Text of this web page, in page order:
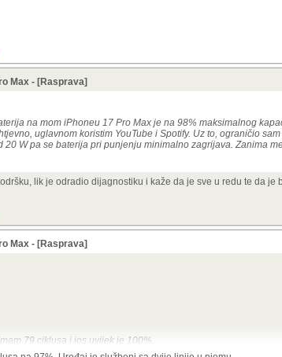
Max - [Rasprava]
na mom iPhoneu 17 Pro Max je na 98% maksimalnog
uglavnom koristim YouTube i Spotify. Uz to, ograničio
20 W pa se baterija pri punjenju minimalno zagrijava. Zanima
lik je odradio dijagnostiku i kaže da je sve u redu te da
Max - [Rasprava]
79 ciklusa i jos uvijek je 100%.